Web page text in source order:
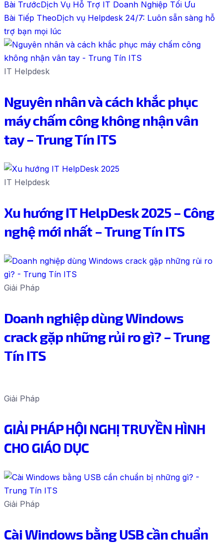
Bài TrướcDịch Vụ Hỗ Trợ IT Doanh Nghiệp Tối Ưu
Bài Tiếp TheoDịch vụ Helpdesk 24/7: Luôn sẵn sàng hỗ
trợ bạn mọi lúc
IT Helpdesk
Nguyên nhân và cách khắc phục
máy chấm công không nhận vân
tay – Trung Tín ITS
IT Helpdesk
Xu hướng IT HelpDesk 2025 – Công
nghệ mới nhất – Trung Tín ITS
Giải Pháp
Doanh nghiệp dùng Windows
crack gặp những rủi ro gì? – Trung
Tín ITS
Giải Pháp
GIẢI PHÁP HỘI NGHỊ TRUYỀN HÌNH
CHO GIÁO DỤC
Giải Pháp
Cài Windows bằng USB cần chuẩn